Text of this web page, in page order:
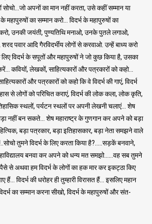
सोचो…जो अपनों का मान नहीं करता, उसे कहीं सम्मान या
के महापुरुषों का सम्मान करो… विदर्भ के महापुरुषों का
उनकी जयंती, पुण्यतिथि मनाओ, उनके पुतले लगाओ,
पवार आदि गैरविदर्भीय लोगों से करवाओ. उन्हें बाध्य करो
लिए विदर्भ के सपूतों और महापुरुषों ने जो कुछ किया है, उसका
कवियों, लेखकों, साहित्यकारों और पत्रकारों को कहो…
और पत्रकारों को कहो कि वे विदर्भ की गाएं, विदर्भ
से लोगों को परिचित कराएं, विदर्भ की लोक कला, लोक कृति,
स्थलों, पर्यटन स्थलों पर अपनी लेखनी चलाएं… शेष
नहीं बन सकते… शेष महाराष्ट्र के गुणगान कर अपने को बड़ा
बड़ा पत्रकार, बड़ा इतिहासकार, बड़ा नेता समझने वाले
तुमने विदर्भ के लिए करता किया है?…..सड़कें बनवाने,
बनवा कर अपने को धन्य मत समझो……वह सब तुमने
से अथवा हम विदर्भ के लोगों का हक मार कर इकट्ठा किए
विदर्भ की धरोहर ही तुम्हारी विरासत हैं… इसलिए महान
का सम्मान करना सीखो, विदर्भ के महापुरुषों और संत-